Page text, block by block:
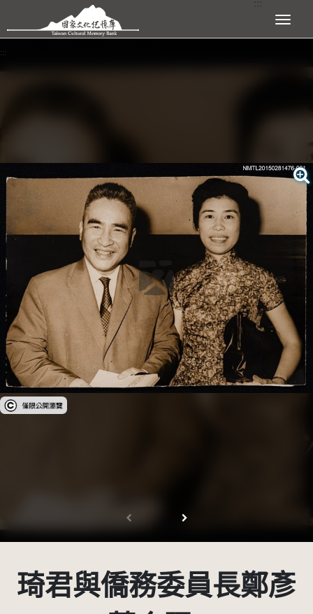
跳到主要內容區塊 展開選單
:::
受著作權法保護-僅限於本平台有限度公開瀏覽
琦君與僑務委員長鄭彥